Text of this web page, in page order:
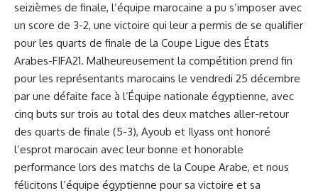
seizièmes de finale, l’équipe marocaine a pu s’imposer avec
un score de 3-2, une victoire qui leur a permis de se qualifier
pour les quarts de finale de la Coupe Ligue des États
Arabes-FIFA21. Malheureusement la compétition prend fin
pour les représentants marocains le vendredi 25 décembre
par une défaite face à l’Équipe nationale égyptienne, avec
cinq buts sur trois au total des deux matches aller-retour
des quarts de finale (5-3), Ayoub et Ilyass ont honoré
l’esprot marocain avec leur bonne et honorable
performance lors des matchs de la Coupe Arabe, et nous
félicitons l’équipe égyptienne pour sa victoire et sa